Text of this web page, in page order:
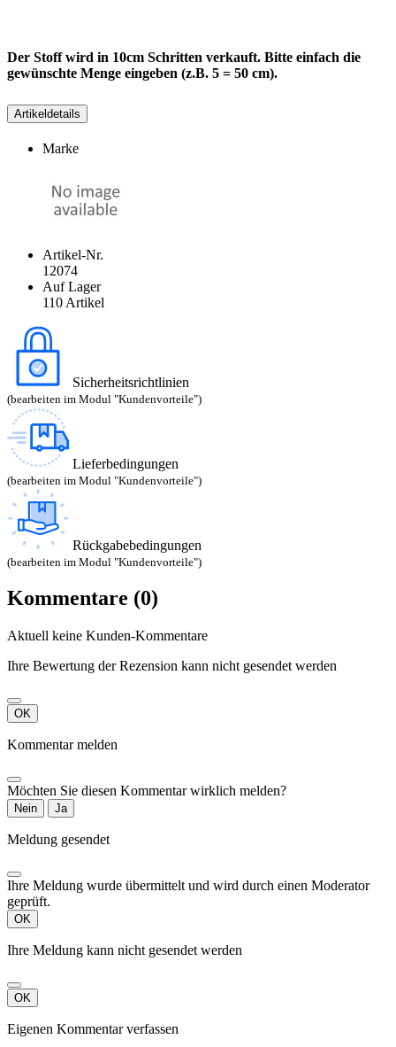
Der Stoff wird in 10cm Schritten verkauft. Bitte einfach die
gewünschte Menge eingeben (z.B. 5 = 50 cm).
Artikeldetails
Marke
Artikel-Nr.
12074
Auf Lager
110 Artikel
Sicherheitsrichtlinien
(bearbeiten im Modul "Kundenvorteile")
Lieferbedingungen
(bearbeiten im Modul "Kundenvorteile")
Rückgabebedingungen
(bearbeiten im Modul "Kundenvorteile")
Kommentare (0)
Aktuell keine Kunden-Kommentare
Ihre Bewertung der Rezension kann nicht gesendet werden
OK
Kommentar melden
Möchten Sie diesen Kommentar wirklich melden?
Nein Ja
Meldung gesendet
Ihre Meldung wurde übermittelt und wird durch einen Moderator
geprüft.
OK
Ihre Meldung kann nicht gesendet werden
OK
Eigenen Kommentar verfassen